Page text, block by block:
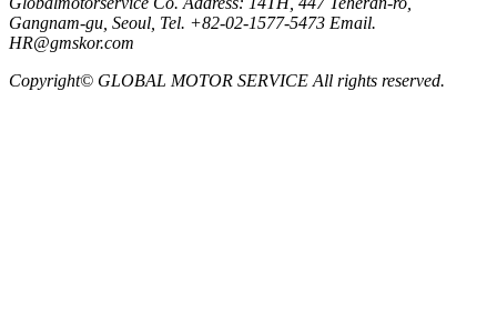
Gangnam-gu, Seoul, Tel. +82-02-1577-5473 Email.
HR@gmskor.com
Copyright© GLOBAL MOTOR SERVICE All rights reserved.